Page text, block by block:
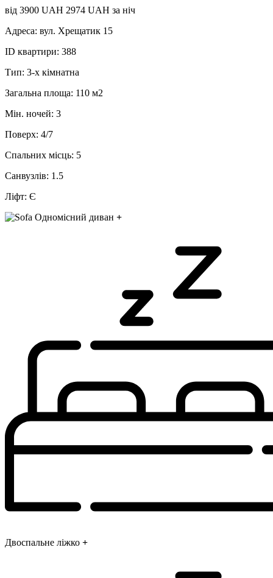
від 3900 UAH 2974 UAH за ніч
Адреса: вул. Хрещатик 15
ID квартири: 388
Тип: 3-х кімнатна
Загальна площа: 110 м2
Мін. ночей: 3
Поверх: 4/7
Спальних місць: 5
Санвузлів: 1.5
Ліфт: Є
Одномісний диван +
Двоспальне ліжко +